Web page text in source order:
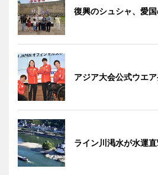
復興のシュシャ、愛
アジア大会公式ウエ
ライン川渇水が水運